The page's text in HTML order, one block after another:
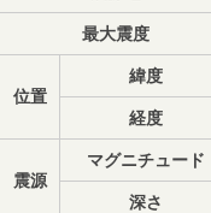
最大震度
位置
緯度
経度
震源
マグニチュード
深さ